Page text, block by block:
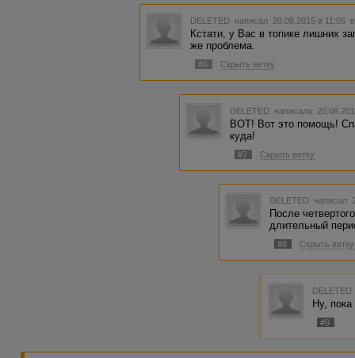
DELETED написал 20.08.2015 в 11:05
Кстати, у Вас в топике лишних
же проблема.
#6 Скрыть ветку
DELETED написала
ВОТ! Вот это помощь!
куда!
#7 Скрыть ветку
DELETED написал
После
длительный
#8 Скрыть ветку
DELETED
Ну,
#9